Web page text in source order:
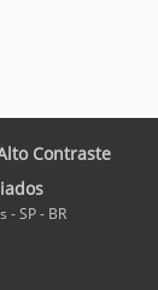
Contraste
- SP - BR